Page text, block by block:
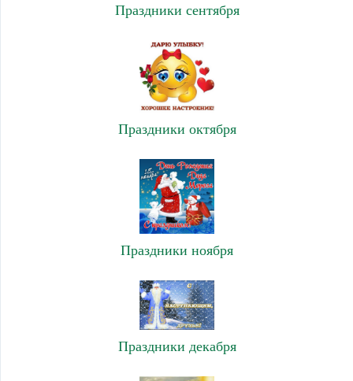
Праздники сентября
Праздники октября
Праздники ноября
Праздники декабря